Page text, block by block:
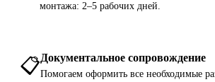
монтажа: 2–5 рабочих дней.
📋Документальное сопровождение
Помогаем оформить все необходимые